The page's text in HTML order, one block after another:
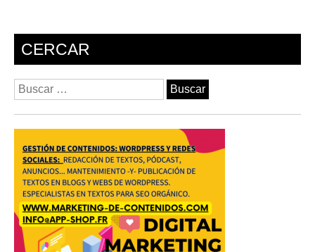
CERCAR
Buscar: